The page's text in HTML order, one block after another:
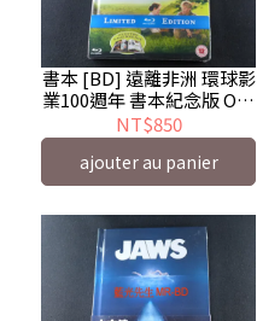
書本 [BD] 遠離非洲 環球影
業100週年 書本紀念版 Out
of Africa
NT$850
ajouter au panier